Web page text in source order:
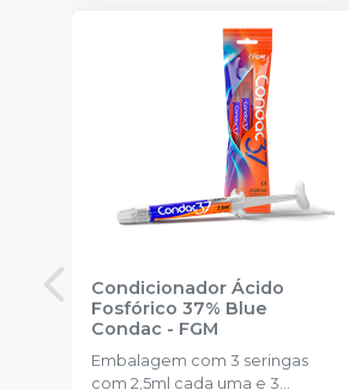
Condicionador Ácido
Fosfórico 37% Blue
Condac - FGM
Embalagem com 3 seringas
com 2,5ml cada uma e 3